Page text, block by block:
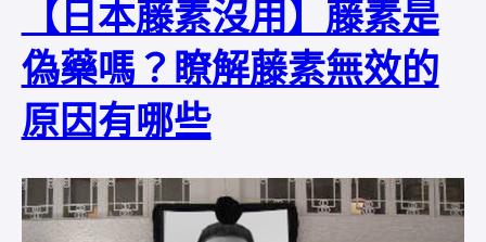
【日本藤素沒用】藤素是
偽藥嗎？瞭解藤素無效的
原因有哪些